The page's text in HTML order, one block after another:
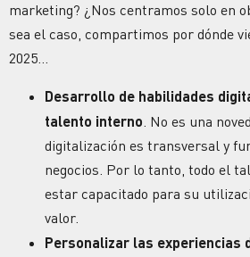
marketing? ¿Nos centramos solo en
sea el caso, compartimos por dónde
2025…
Desarrollo de habilidades
talento interno . No es una
digitalización es transversal y
negocios. Por lo tanto, todo el
estar capacitado para su
valor.
Personalizar las experiencias